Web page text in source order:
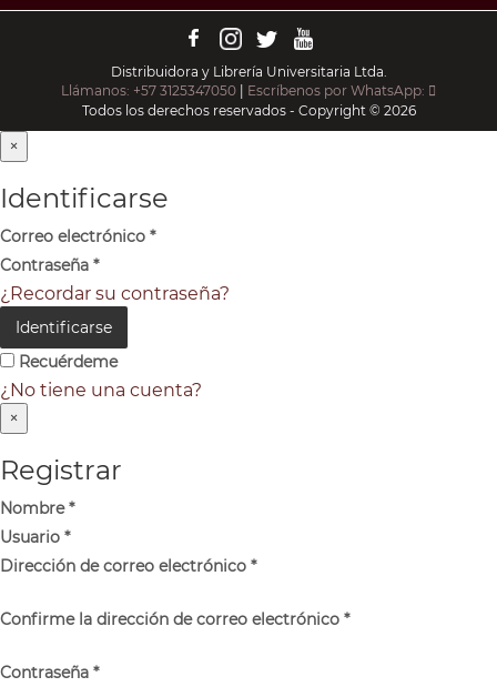
Distribuidora y Librería Universitaria Ltda.
Llámanos: +57 3125347050 | Escríbenos por WhatsApp:
Todos los derechos reservados - Copyright © 2026
×
Identificarse
Correo electrónico *
Contraseña *
¿Recordar su contraseña?
Identificarse
Recuérdeme
¿No tiene una cuenta?
×
Registrar
Nombre*
Usuario *
Dirección de correo electrónico *
Confirme la dirección de correo electrónico *
Contraseña *